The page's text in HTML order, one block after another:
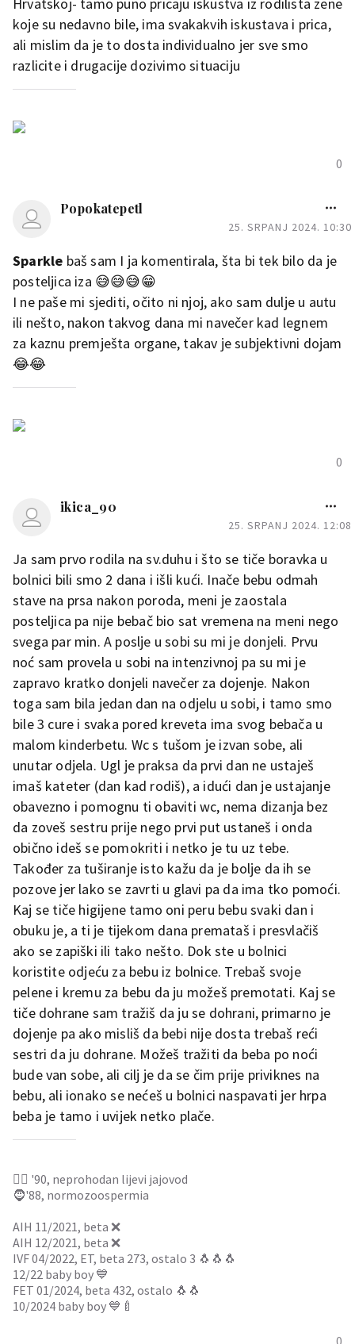
koje su nedavno bile, ima svakakvih iskustava i prica,
ali mislim da je to dosta individualno jer sve smo
razlicite i drugacije dozivimo situaciju
0
Popokatepetl
25. SRPANJ 2024. 10:30
Sparkle baš sam I ja komentirala, šta bi tek bilo da je
posteljica iza 😅😅😅😁
I ne paše mi sjediti, očito ni njoj, ako sam dulje u autu
ili nešto, nakon takvog dana mi navečer kad legnem
za kaznu premješta organe, takav je subjektivni dojam
😂😂
0
ikica_90
25. SRPANJ 2024. 12:08
Ja sam prvo rodila na sv.duhu i što se tiče boravka u
bolnici bili smo 2 dana i išli kući. Inače bebu odmah
stave na prsa nakon poroda, meni je zaostala
posteljica pa nije bebač bio sat vremena na meni nego
svega par min. A poslje u sobi su mi je donjeli. Prvu
noć sam provela u sobi na intenzivnoj pa su mi je
zapravo kratko donjeli navečer za dojenje. Nakon
toga sam bila jedan dan na odjelu u sobi, i tamo smo
bile 3 cure i svaka pored kreveta ima svog bebača u
malom kinderbetu. Wc s tušom je izvan sobe, ali
unutar odjela. Ugl je praksa da prvi dan ne ustaješ
imaš kateter (dan kad rodiš), a idući dan je ustajanje
obavezno i pomognu ti obaviti wc, nema dizanja bez
da zoveš sestru prije nego prvi put ustaneš i onda
obično ideš se pomokriti i netko je tu uz tebe.
Također za tuširanje isto kažu da je bolje da ih se
pozove jer lako se zavrti u glavi pa da ima tko pomoći.
Kaj se tiče higijene tamo oni peru bebu svaki dan i
obuku je, a ti je tijekom dana premataš i presvlačiš
ako se zapiški ili tako nešto. Dok ste u bolnici
koristite odjeću za bebu iz bolnice. Trebaš svoje
pelene i kremu za bebu da ju možeš premotati. Kaj se
tiče dohrane sam tražiš da ju se dohrani, primarno je
dojenje pa ako misliš da bebi nije dosta trebaš reći
sestri da ju dohrane. Možeš tražiti da beba po noći
bude van sobe, ali cilj je da se čim prije priviknes na
bebu, ali ionako se nećeš u bolnici naspavati jer hrpa
beba je tamo i uvijek netko plače.
0
👱‍♀️ '90, neprohodan lijevi jajovod
🧔'88, normozoospermia
AIH 11/2021, beta ❌
AIH 12/2021, beta ❌
IVF 04/2022, ET, beta 273, ostalo 3 🐧🐧🐧
12/22 baby boy 💙
FET 01/2024, beta 432, ostalo 🐧🐧
10/2024 baby boy 💙🍼